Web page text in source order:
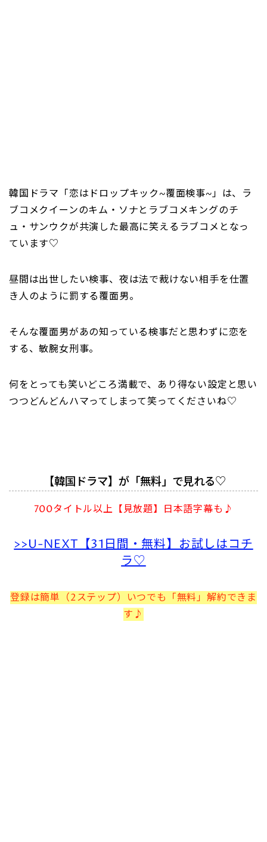
韓国ドラマ「恋はドロップキック~覆面検事~」は、ラ
ブコメクイーンのキム・ソナとラブコメキングのチ
ュ・サンウクが共演した最高に笑えるラブコメとなっ
ています♡
昼間は出世したい検事、夜は法で裁けない相手を仕置
き人のように罰する覆面男。
そんな覆面男があの知っている検事だと思わずに恋を
する、敏腕女刑事。
何をとっても笑いどころ満載で、あり得ない設定と思い
つつどんどんハマってしまって笑ってくださいね♡
【韓国ドラマ】が「無料」で見れる♡
700タイトル以上【見放題】日本語字幕も♪
>>U-NEXT【31日間・無料】お試しはコチ
ラ♡
登録は簡単（2ステップ）いつでも「無料」解約できま
す♪